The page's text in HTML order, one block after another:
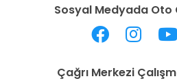
Sosyal Medyada Oto
Çağrı Merkezi